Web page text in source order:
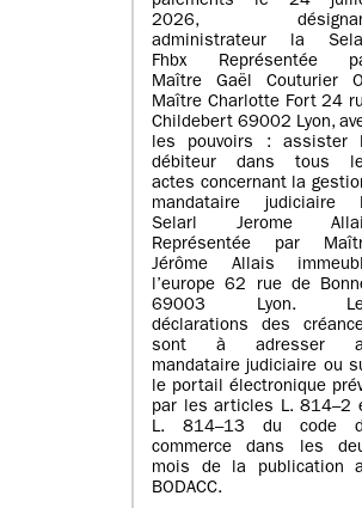
2026,
administrateur la
Fhbx Représentée
Maître Gaël Couturier
Maître Charlotte Fort 24
Childebert 69002 Lyon,
les pouvoirs : assister
débiteur dans tous
actes concernant la
mandataire judiciaire
Selarl Jerome
Représentée par
Jérôme Allais
l’europe 62 rue de
69003 Lyon.
déclarations des
sont à adresser
mandataire judiciaire ou
le portail électronique
par les articles L. 814–2
L. 814–13 du code
commerce dans les
mois de la publication
BODACC.